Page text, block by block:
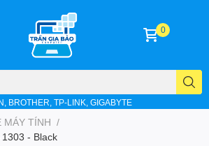
BROTHER, TP-LINK, GIGABYTE
0
MÁY TÍNH /
- Black